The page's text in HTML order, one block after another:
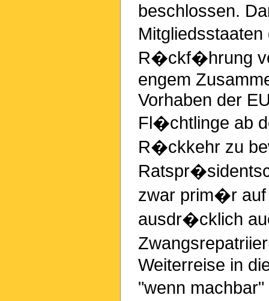
beschlossen.
R�ckf�hrung
engem
Vorhaben der
Fl�chtlinge ab
R�ckkehr zu
zwar prim�r
ausdr�cklich
Weiterreise in
"wenn